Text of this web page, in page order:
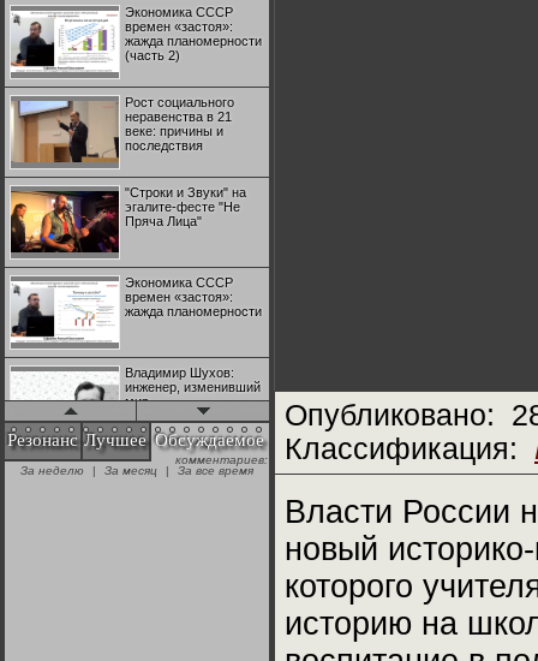
Экономика СССР
времен «застоя»:
жажда планомерности
(часть 2)
Рост социального
неравенства в 21
веке: причины и
последствия
"Строки и Звуки" на
эгалите-фесте "Не
Пряча Лица"
Экономика СССР
времен «застоя»:
жажда планомерности
Владимир Шухов:
инженер, изменивший
мир
"Аркадий Коц" на
эгалите-фесте "Не
Резонанс Лучшее Обсуждаемое
комментариев:
За неделю
| За месяц | За все время
Опубликовано:
Классификация:
Власти России
новый
которого
историю на